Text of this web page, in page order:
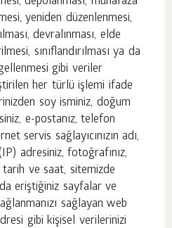
yeniden düzenlenmesi,
devralınması, elde
sınıflandırılması ya da
gibi veriler
her türlü işlemi ifade
soy isminiz, doğum
e-postanız, telefon
servis sağlayıcınızın adı,
adresiniz, fotoğrafınız,
ve saat, sitemizde
eriştiğiniz sayfalar ve
sağlayan web
gibi kişisel verilerinizi